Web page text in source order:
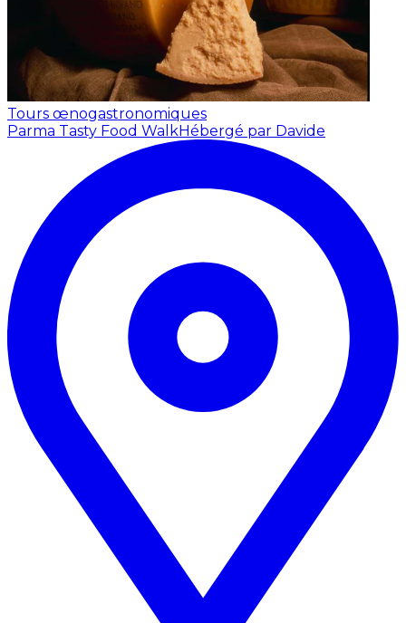
Tours œnogastronomiques
Parma Tasty Food WalkHébergé par Davide